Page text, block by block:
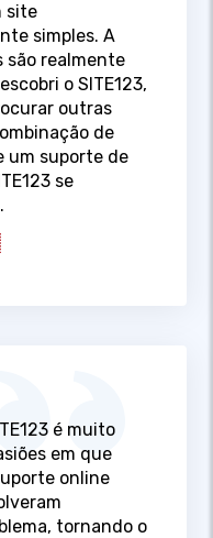
site
simples. A
são realmente
o SITE123,
outras
de
um suporte de
se
é muito
em que
online
tornando o